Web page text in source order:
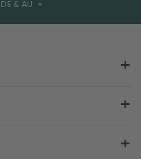
DE & AU